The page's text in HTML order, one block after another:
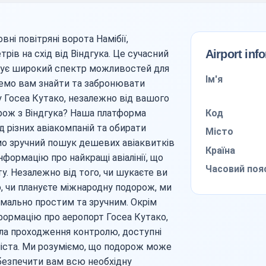
повітряні ворота Намібії,
на схід від Віндгука. Це сучасний
широкий спектр можливостей для
вам знайти та забронювати
Госеа Кутако, незалежно від вашого
з Віндгука? Наша платформа
авіакомпаній та обирати
зручний пошук дешевих авіаквитків
про найкращі авіалінії, що
Незалежно від того, чи шукаєте ви
чи плануєте міжнародну подорож, ми
простим та зручним. Окрім
про аеропорт Госеа Кутако,
проходження контролю, доступні
Ми розуміємо, що подорож може
вам всю необхідну
Airport
Ім'я
Код
Місто
Країна
Часовий